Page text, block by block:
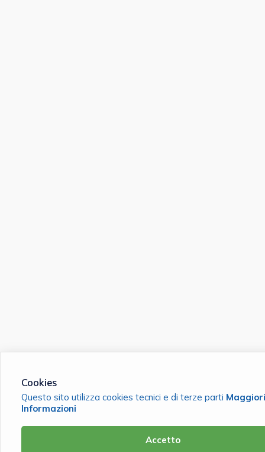
Cookies
Questo sito utilizza cookies tecnici e di terze parti Maggiori
Informazioni
Accetto